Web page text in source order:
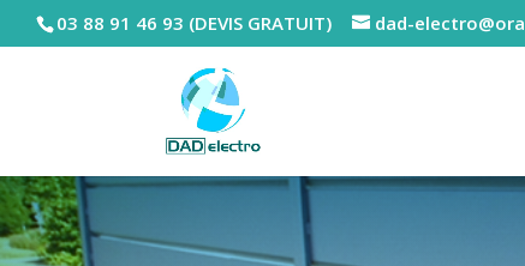
03 88 91 46 93 (DEVIS GRATUIT) dad-